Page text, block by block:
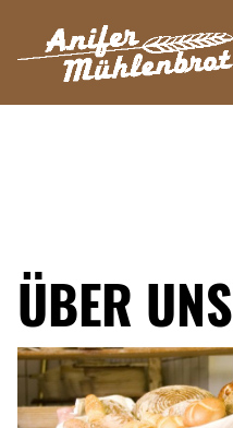
Inhalt
ÜBER UNS